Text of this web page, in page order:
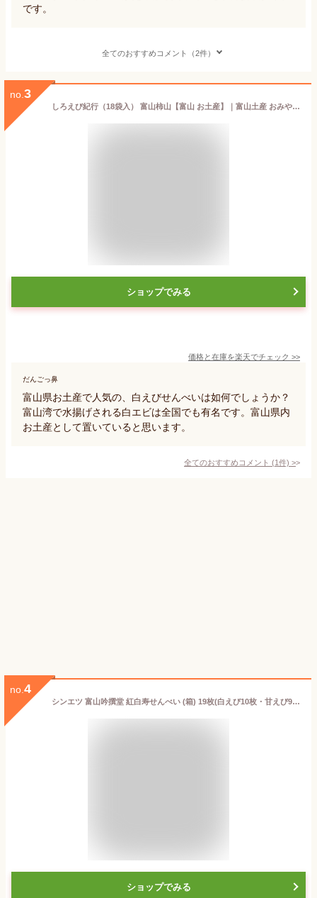
です。
全てのおすすめコメント（2件）
no. 3
しろえび紀行（18袋入） 富山柿山【富山 お土産】｜富山土産 おみやげ 白えびせんべい お菓子 煎餅 おせんべい お煎餅 帰省土産 お取り寄せ 手土産 贈り物 ギフト【p2】
ショップでみる
価格と在庫を楽天でチェック >>
だんごっ鼻
富山県お土産で人気の、白えびせんべいは如何でしょうか？
富山湾で水揚げされる白エビは全国でも有名です。富山県内
お土産として置いていると思います。
全てのおすすめコメント (1件) >
no. 4
シンエツ 富山吟撰堂 紅白寿せんべい (箱) 19枚(白えび10枚・甘えび9枚) 煎餅 紅白せんべい 和菓子 富山県 白エビ 白海老
ショップでみる